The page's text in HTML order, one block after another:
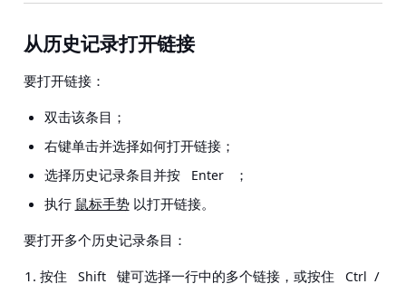
从历史记录打开链接
要打开链接：
双击该条目；
右键单击并选择如何打开链接；
选择历史记录条目并按
Enter
；
执行 鼠标手势以打开链接。
要打开多个历史记录条目：
按住
Shift 键可选择一行中的多个链接，或按住 Ctrl /